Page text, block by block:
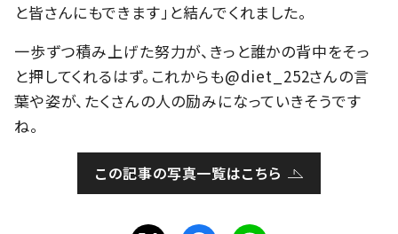
と皆さんにもできます」と結んでくれました。
一歩ずつ積み上げた努力が、きっと誰かの背中をそっ
と押してくれるはず。これからも@diet_252さんの言
葉や姿が、たくさんの人の励みになっていきそうです
ね。
この記事の写真一覧はこちら